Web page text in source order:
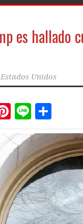
es
Estados Unidos
Pinterest
Line